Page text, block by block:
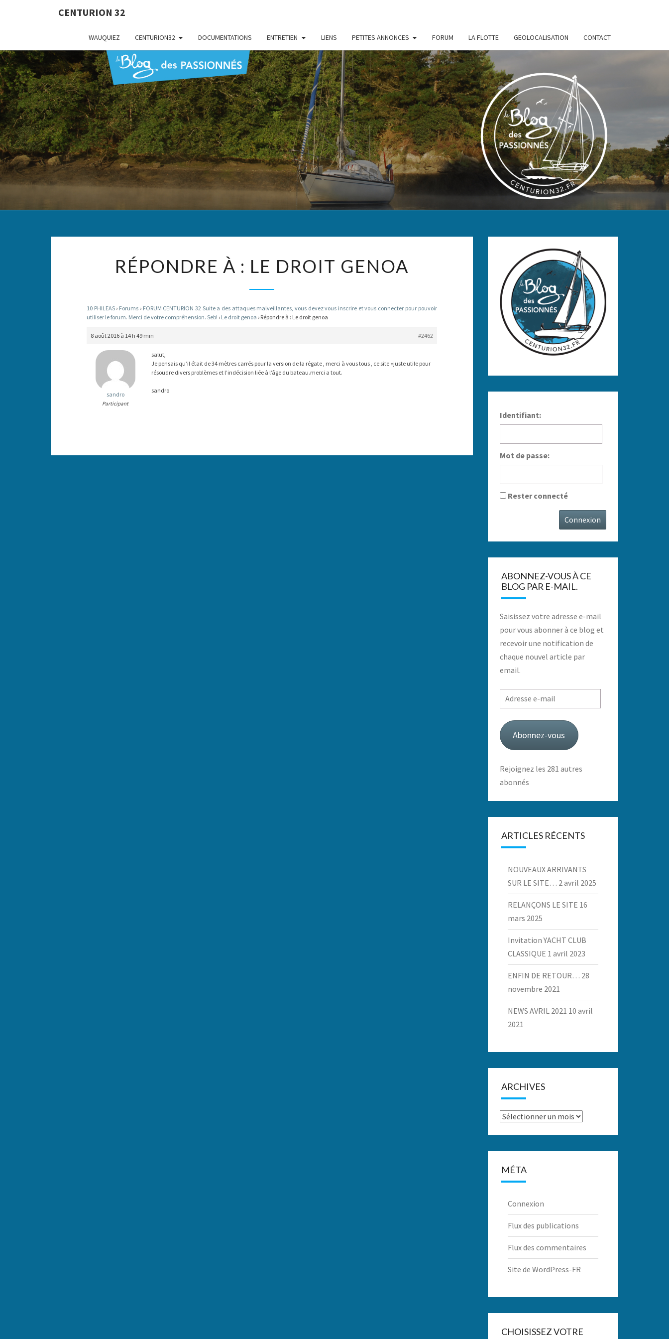
CENTURION 32
WAUQUIEZ CENTURION32 DOCUMENTATIONS ENTRETIEN LIENS PETITES ANNONCES FORUM LA FLOTTE GEOLOCALISATION CONTACT
CENTURION
32
Le Blog
Des
Passionnés
À :
GENOA
RÉPONDRE À : LE DROIT GENOA
10 PHILEAS › Forums › FORUM CENTURION 32 Suite a des attaques malveillantes, vous devez vous inscrire et vous connecter pour pouvoir
utiliser le forum. Merci de votre compréhension. Seb! › Le droit genoa › Répondre à : Le droit genoa
8 août 2016 à 14 h 49 min #2462
sandro
Participant
salut,
Je pensais qu’il était de 34 mètres carrés pour la version de la régate , merci à vous tous , ce site «juste utile pour
résoudre divers problèmes et l’indécision liée à l’âge du bateau.merci a tout.
sandro
Identifiant:
Mot de passe:
Rester connecté
Connexion
ABONNEZ-VOUS À CE
BLOG PAR E-MAIL.
Saisissez votre adresse e-mail
pour vous abonner à ce blog et
recevoir une notification de
chaque nouvel article par
email.
Adresse
e-
mail
Abonnez-vous
Rejoignez les 281 autres
abonnés
ARTICLES RÉCENTS
NOUVEAUX ARRIVANTS
SUR LE SITE… 2 avril 2025
RELANÇONS LE SITE 16
mars 2025
Invitation YACHT CLUB
CLASSIQUE 1 avril 2023
ENFIN DE RETOUR… 28
novembre 2021
NEWS AVRIL 2021 10 avril
2021
ARCHIVES
Archives
MÉTA
Connexion
Flux des publications
Flux des commentaires
Site de WordPress-FR
CHOISISSEZ VOTRE